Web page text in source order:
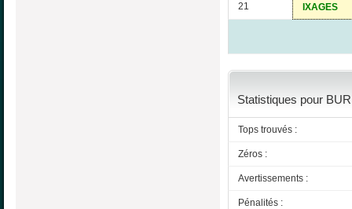
21 IXAGES
Statistiques pour
Tops trouvés :
Zéros :
Avertissements :
Pénalités :